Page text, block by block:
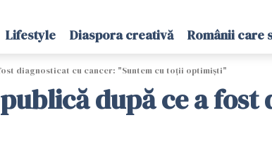
Lifestyle Diaspora creativă Românii care
diagnosticat cu cancer: "Suntem cu toţii optimişti"
după ce a